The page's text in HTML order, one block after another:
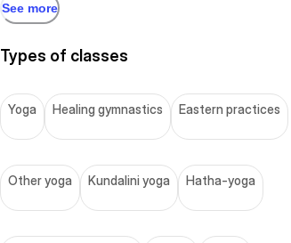
See more
Types of classes
Yoga Healing gymnastics Eastern practices
Other yoga Kundalini yoga Hatha-yoga